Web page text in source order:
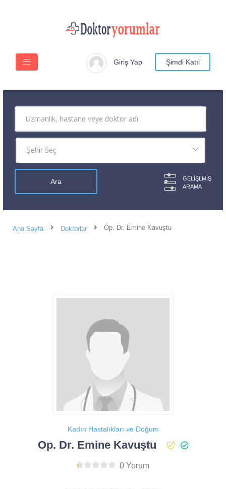
Giriş Yap Şimdi Katıl
GELIŞLMIŞ
ARAMA
Ana Sayfa Doktorlar Op. Dr. Emine Kavuştu
Kadın Hastalıkları ve Doğum
Op. Dr. Emine Kavuştu
0 Yorum